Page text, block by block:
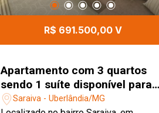
R$ 691.500,00 V
Apartamento com 3 quartos
sendo 1 suíte disponível para
venda no bairro Saraiva em
Saraiva - Uberlândia/MG